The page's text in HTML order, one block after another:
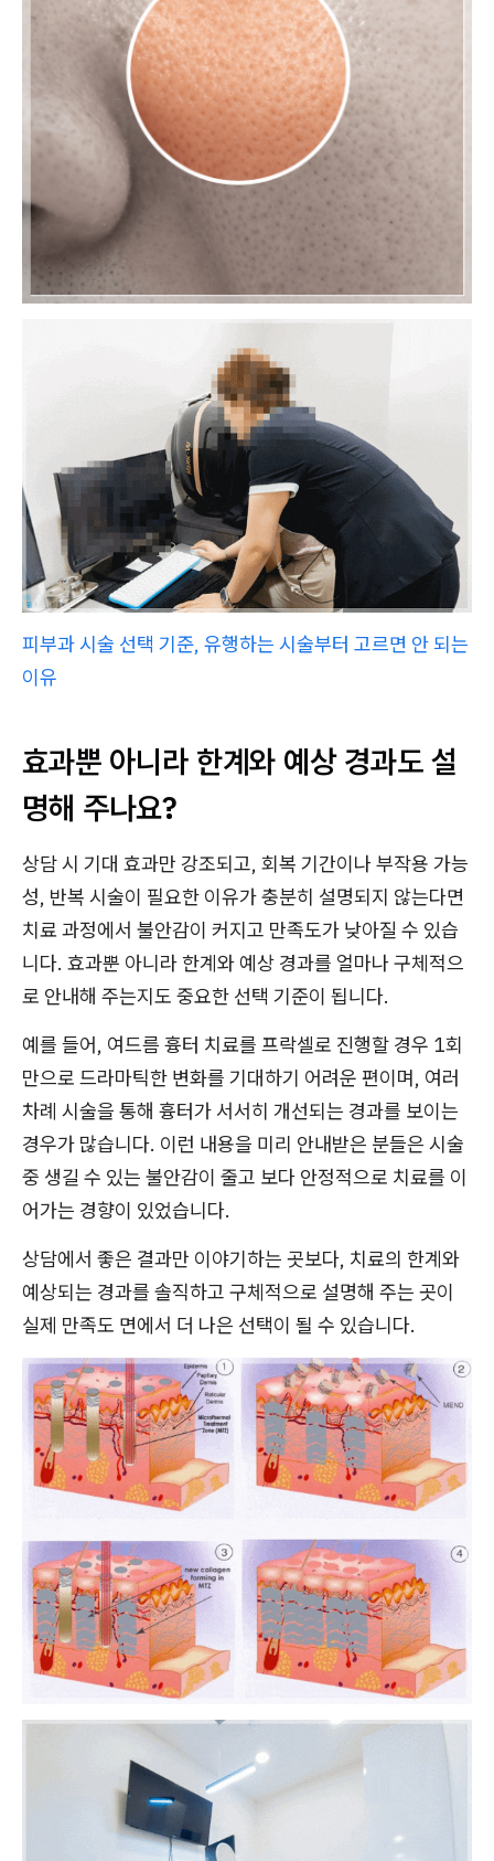
피부과 시술 선택 기준, 유행하는 시술부터 고르면 안 되는
이유
효과뿐 아니라 한계와 예상 경과도 설
명해 주나요?
상담 시 기대 효과만 강조되고, 회복 기간이나 부작용 가능
성, 반복 시술이 필요한 이유가 충분히 설명되지 않는다면
치료 과정에서 불안감이 커지고 만족도가 낮아질 수 있습
니다. 효과뿐 아니라 한계와 예상 경과를 얼마나 구체적으
로 안내해 주는지도 중요한 선택 기준이 됩니다.
예를 들어, 여드름 흉터 치료를 프락셀로 진행할 경우 1회
만으로 드라마틱한 변화를 기대하기 어려운 편이며, 여러
차례 시술을 통해 흉터가 서서히 개선되는 경과를 보이는
경우가 많습니다. 이런 내용을 미리 안내받은 분들은 시술
중 생길 수 있는 불안감이 줄고 보다 안정적으로 치료를 이
어가는 경향이 있었습니다.
상담에서 좋은 결과만 이야기하는 곳보다, 치료의 한계와
예상되는 경과를 솔직하고 구체적으로 설명해 주는 곳이
실제 만족도 면에서 더 나은 선택이 될 수 있습니다.